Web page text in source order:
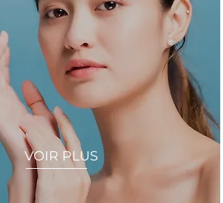
VOIR PLUS